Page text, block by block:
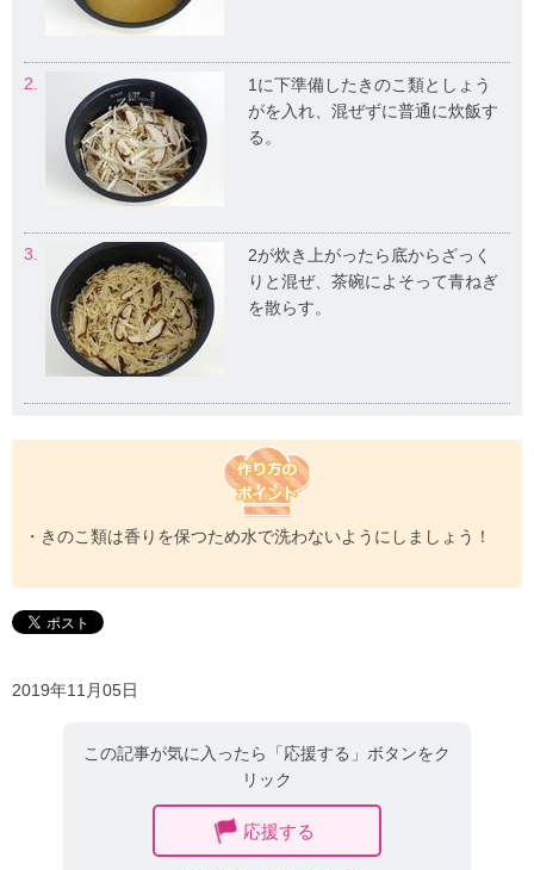
2.
1に下準備したきのこ類としょう
がを入れ、混ぜずに普通に炊飯す
る。
3.
2が炊き上がったら底からざっく
りと混ぜ、茶碗によそって青ねぎ
を散らす。
・きのこ類は香りを保つため水で洗わないようにしましょう！
2019年11月05日
この記事が気に入ったら「応援する」ボタンをク
リック
応援する